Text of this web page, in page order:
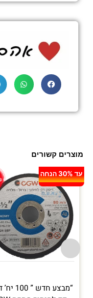
מוצרים קשורים
עד 30% הנחה
“מבצע חדש